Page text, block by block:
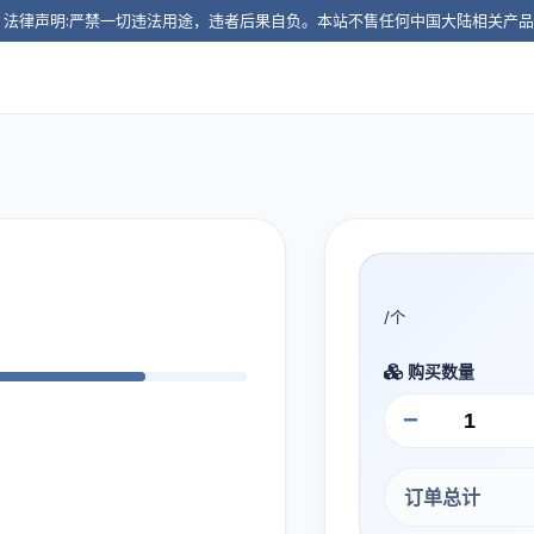
律声明:严禁一切违法用途，违者后果自负。本站不售任何中国大陆相关产
/个
购买数量
−
订单总计